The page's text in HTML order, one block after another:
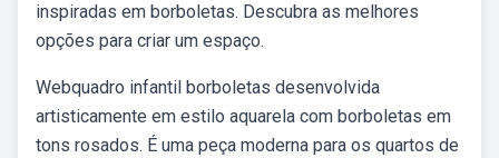
inspiradas em borboletas. Descubra as melhores
opções para criar um espaço.
Webquadro infantil borboletas desenvolvida
artisticamente em estilo aquarela com borboletas em
tons rosados. É uma peça moderna para os quartos de